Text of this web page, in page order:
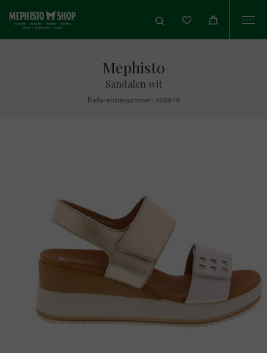
Mephisto
Sandalen wit
Referentienummer: 468978